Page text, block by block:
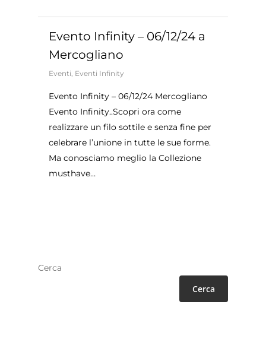
Evento Infinity – 06/12/24 a
Mercogliano
Eventi, Eventi Infinity
Evento Infinity – 06/12/24 Mercogliano
Evento Infinity..Scopri ora come
realizzare un filo sottile e senza fine per
celebrare l’unione in tutte le sue forme.
Ma conosciamo meglio la Collezione
musthave…
Cerca
Cerca